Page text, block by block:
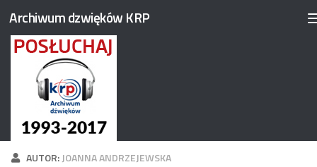
Przejdź do treści
Archiwum dzwięków KRP
AUTOR:JOANNA ANDRZEJEWSKA